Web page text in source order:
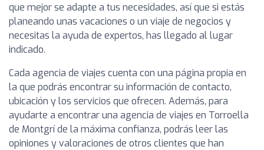
que mejor se adapte a tus necesidades, así que si estás
planeando unas vacaciones o un viaje de negocios y
necesitas la ayuda de expertos, has llegado al lugar
indicado.
Cada agencia de viajes cuenta con una página propia en
la que podrás encontrar su información de contacto,
ubicación y los servicios que ofrecen. Además, para
ayudarte a encontrar una agencia de viajes en Torroella
de Montgrí de la máxima confianza, podrás leer las
opiniones y valoraciones de otros clientes que han